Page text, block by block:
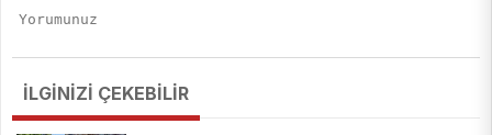
İLGİNİZİ ÇEKEBİLİR